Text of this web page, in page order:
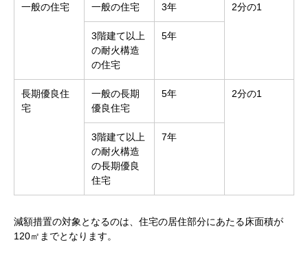
一般の住宅 一般の住宅 3年 2分の1
3階建て以上
の耐火構造
の住宅
5年
長期優良住
宅
一般の長期
優良住宅
5年 2分の1
3階建て以上
の耐火構造
の長期優良
住宅
7年
減額措置の対象となるのは、住宅の居住部分にあたる床面積が
120㎡までとなります。